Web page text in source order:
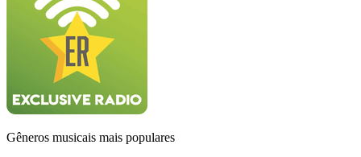
Gêneros musicais mais populares